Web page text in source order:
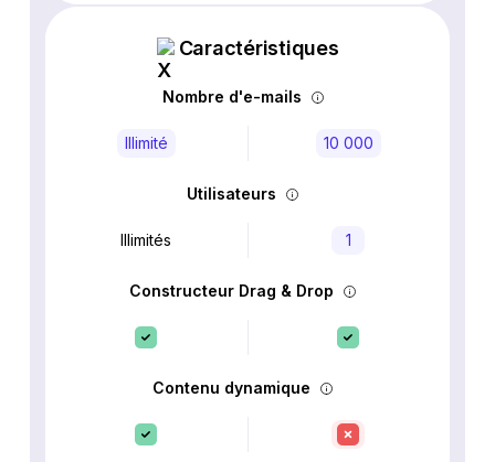
Caractéristiques
Nombre d'e-mails
Illimité 10 000
Utilisateurs
Illimités 1
Constructeur Drag & Drop
Contenu dynamique